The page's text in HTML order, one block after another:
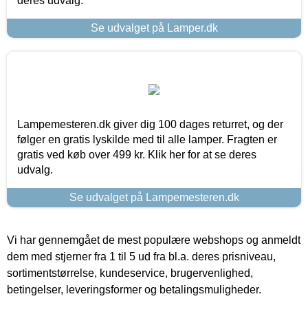
Se udvalget på Lamper.dk
Lampemesteren.dk giver dig 100 dages returret, og der
følger en gratis lyskilde med til alle lamper. Fragten er
gratis ved køb over 499 kr. Klik her for at se deres
udvalg.
Se udvalget på Lampemesteren.dk
Vi har gennemgået de mest populære webshops og anmeldt
dem med stjerner fra 1 til 5 ud fra bl.a. deres prisniveau,
sortimentstørrelse, kundeservice, brugervenlighed,
betingelser, leveringsformer og betalingsmuligheder.